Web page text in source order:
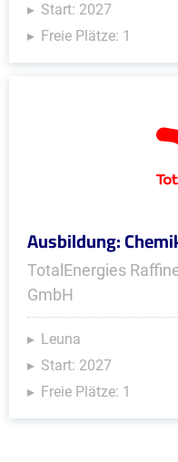
Start: 2027
Freie Plätze: 1
Ausbildung:
TotalEnergies
GmbH
Leuna
Start: 2027
Freie Plätze: 1